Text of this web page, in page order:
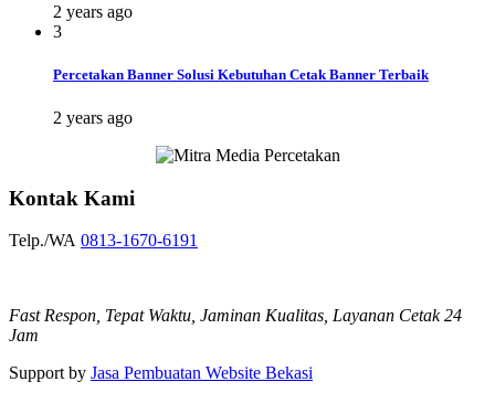
2 years ago
3
Percetakan Banner Solusi Kebutuhan Cetak Banner Terbaik
2 years ago
Kontak Kami
Telp./WA 0813-1670-6191
Fast Respon, Tepat Waktu, Jaminan Kualitas, Layanan Cetak 24
Jam
Support by Jasa Pembuatan Website Bekasi